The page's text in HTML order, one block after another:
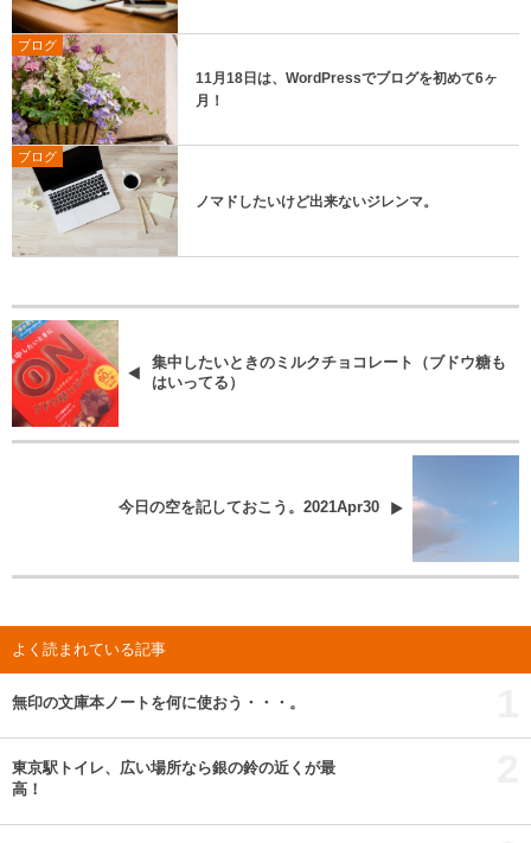
ブログ
11月18日は、WordPressでブログを初めて6ヶ
月！
ブログ
ノマドしたいけど出来ないジレンマ。
集中したいときのミルクチョコレート（ブドウ糖も
はいってる）
今日の空を記しておこう。2021Apr30
よく読まれている記事
無印の文庫本ノートを何に使おう・・・。
東京駅トイレ、広い場所なら銀の鈴の近くが最
高！